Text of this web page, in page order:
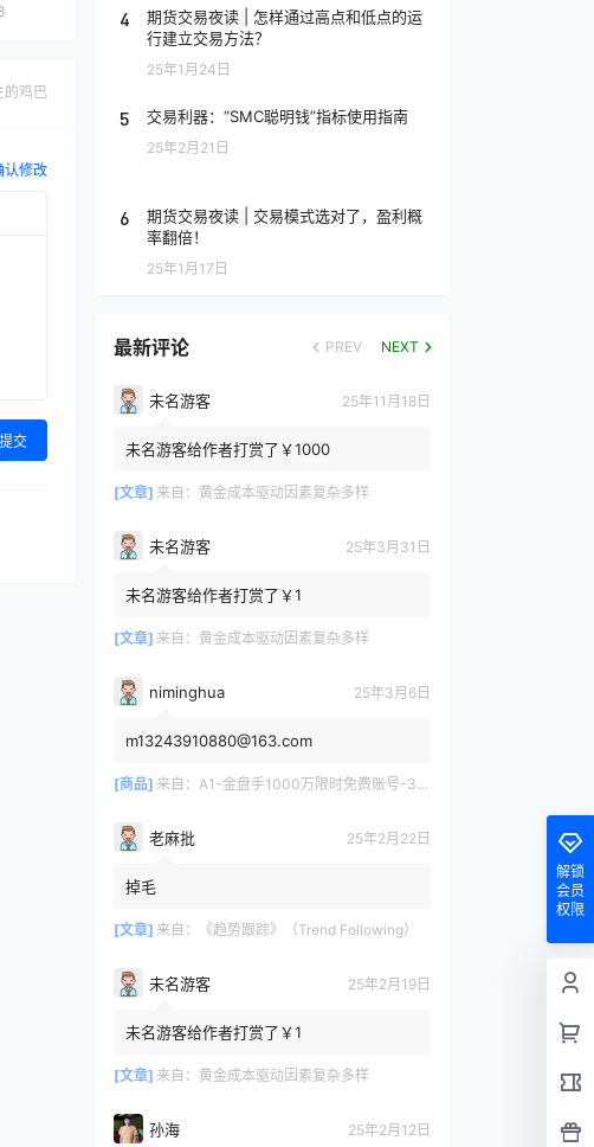
的鸡巴
认修改
提交
4
期货交易夜读 | 怎样通过高点和低点的运
行建立交易方法？
25年1月24日
5 交易利器：“SMC聪明钱”指标使用指南
25年2月21日
6
期货交易夜读 | 交易模式选对了，盈利概
率翻倍！
25年1月17日
最新评论 PREV NEXT
未名游客 25年11月18日
未名游客给作者打赏了￥1000
[文章] 来自： 黄金成本驱动因素复杂多样
未名游客 25年3月31日
未名游客给作者打赏了￥1
[文章] 来自： 黄金成本驱动因素复杂多样
niminghua 25年3月6日
m13243910880@163.com
[商品] 来自： A1-金盘手1000万限时免费账号-30天/次/用户
老麻批 25年2月22日
掉毛
[文章] 来自： 《趋势跟踪》（Trend Following）
未名游客 25年2月19日
未名游客给作者打赏了￥1
[文章] 来自： 黄金成本驱动因素复杂多样
孙海 25年2月12日
解锁
会员
权限